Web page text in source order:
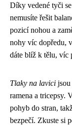
Díky vedené tyči
nemusíte řešit
pozicí nohou a
nohy víc dopředu,
dáte blíž k tělu, víc
Tlaky na lavici
ramena a tricepsy.
pohyb do stran,
bezpečí. Zkuste si